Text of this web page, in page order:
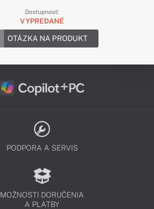
Dostupnosť:
VYPREDANÉ
OTÁZKA NA PRODUKT
PODPORA A SERVIS
MOŽNOSTI DORUČENIA
A PLATBY